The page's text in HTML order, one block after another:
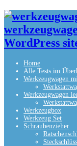
WordPress
Home
Alle Tests im
Werkzeugwagen
Werkzeugwagen
Werkzeugbox
Werkzeug Set
Schraubenzieher